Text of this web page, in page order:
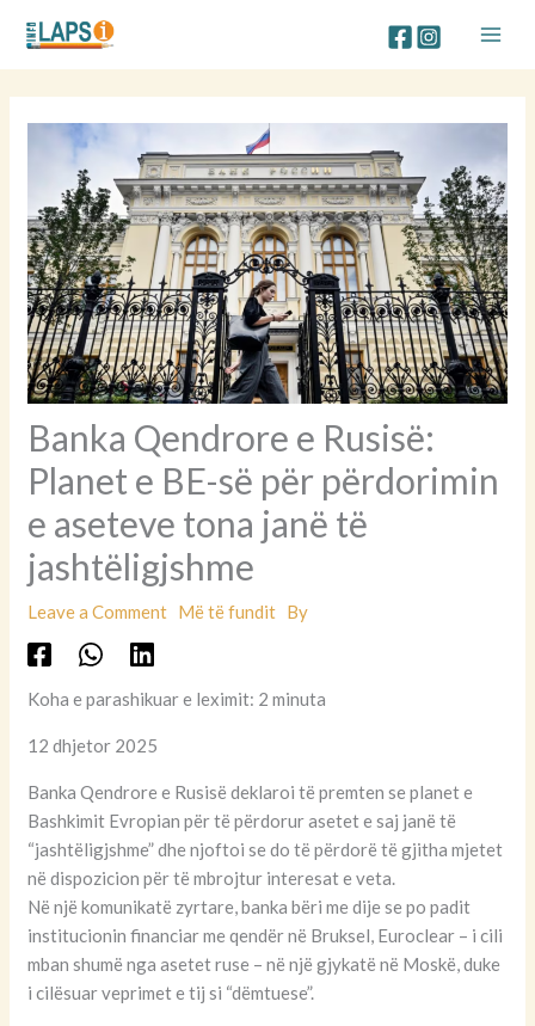
content
Banka Qendrore e Rusisë:
Planet e BE-së për përdorimin
e aseteve tona janë të
jashtëligjshme
Leave a Comment Më të fundit By
Koha e parashikuar e leximit: 2 minuta
12 dhjetor 2025
Banka Qendrore e Rusisë deklaroi të premten se planet e
Bashkimit Evropian për të përdorur asetet e saj janë të
“jashtëligjshme” dhe njoftoi se do të përdorë të gjitha mjetet
në dispozicion për të mbrojtur interesat e veta.
Në një komunikatë zyrtare, banka bëri me dije se po padit
institucionin financiar me qendër në Bruksel, Euroclear – i cili
mban shumë nga asetet ruse – në një gjykatë në Moskë, duke
i cilësuar veprimet e tij si “dëmtuese”.